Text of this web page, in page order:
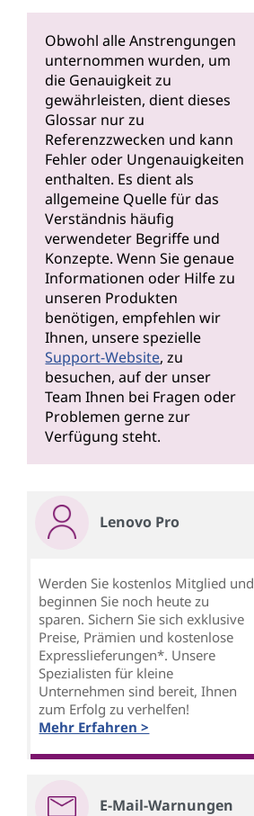
Obwohl alle Anstrengungen
unternommen wurden, um
die Genauigkeit zu
gewährleisten, dient dieses
Glossar nur zu
Referenzzwecken und kann
Fehler oder Ungenauigkeiten
enthalten. Es dient als
allgemeine Quelle für das
Verständnis häufig
verwendeter Begriffe und
Konzepte. Wenn Sie genaue
Informationen oder Hilfe zu
unseren Produkten
benötigen, empfehlen wir
Ihnen, unsere spezielle
Support-Website, zu
besuchen, auf der unser
Team Ihnen bei Fragen oder
Problemen gerne zur
Verfügung steht.
Lenovo Pro
Werden Sie kostenlos Mitglied und
beginnen Sie noch heute zu
sparen. Sichern Sie sich exklusive
Preise, Prämien und kostenlose
Expresslieferungen*. Unsere
Spezialisten für kleine
Unternehmen sind bereit, Ihnen
zum Erfolg zu verhelfen!
Mehr Erfahren >
E-Mail-Warnungen